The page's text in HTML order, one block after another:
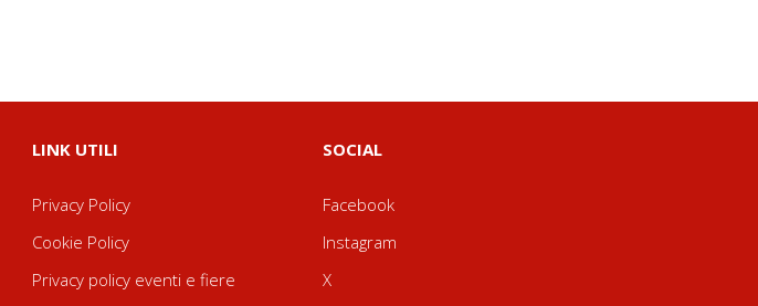
LINK UTILI
Privacy Policy
Cookie Policy
Privacy policy eventi e fiere
SOCIAL
Facebook
Instagram
X